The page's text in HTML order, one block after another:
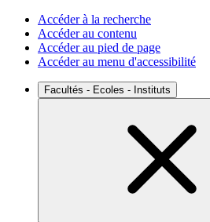
Accéder à la recherche
Accéder au contenu
Accéder au pied de page
Accéder au menu d'accessibilité
Facultés - Ecoles - Instituts